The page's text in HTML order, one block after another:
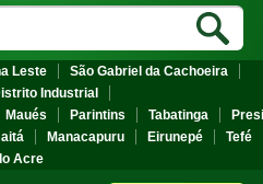
Leste
São Gabriel da Cachoeira
Industrial
Maués Parintins Tabatinga
Manacapuru Eirunepé
Tefé
Acre